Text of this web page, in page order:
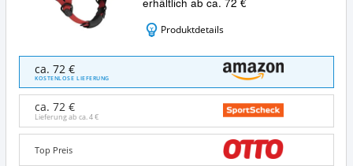
Produktdetails
Scott
Kinder
Combo
Keeper
Angebote:
ca. 72 €
KOSTENLOSE LIEFERUNG
ca. 72 €
Lieferung ab ca.4 €
Top Preis